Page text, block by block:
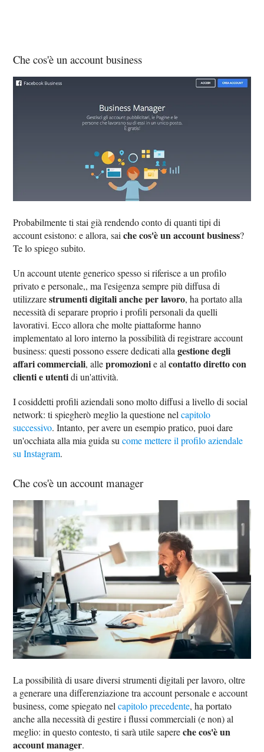
Che cos'è un account business
Probabilmente ti stai già rendendo conto di quanti tipi di
account esistono: e allora, saiche cos'è un account business?
Te lo spiego subito.
Un account utente generico spesso si riferisce a un profilo
privato e personale,, ma l'esigenza sempre più diffusa di
utilizzarestrumenti digitali anche per lavoro, ha portato alla
necessità di separare proprio i profili personali da quelli
lavorativi. Ecco allora che molte piattaforme hanno
implementato al loro interno la possibilità di registrare account
business: questi possono essere dedicati allagestione degli
affari commerciali, allepromozionie alcontatto diretto con
clienti e utentidi un'attività.
I cosiddetti profili aziendali sono molto diffusi a livello di social
network: ti spiegherò meglio la questione nelcapitolo
successivo. Intanto, per avere un esempio pratico, puoi dare
un'occhiata alla mia guida sucome mettere il profilo aziendale
su Instagram.
Che cos'è un account manager
La possibilità di usare diversi strumenti digitali per lavoro, oltre
a generare una differenziazione tra account personale e account
business, come spiegato nelcapitolo precedente, ha portato
anche alla necessità di gestire i flussi commerciali (e non) al
meglio: in questo contesto, ti sarà utile sapereche cos'è un
account manager.